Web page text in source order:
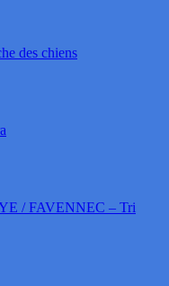
des chiens
/ FAVENNEC – Tri